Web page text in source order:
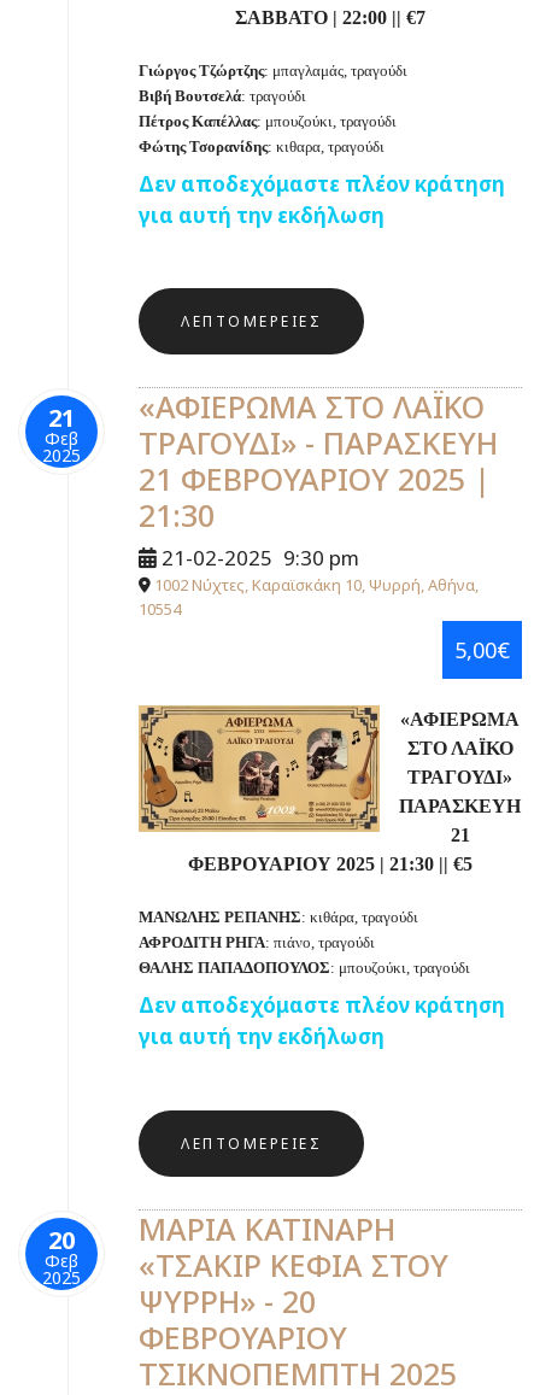
ΣΑΒΒΑΤΟ | 22:00 || €7
Γιώργος Τζώρτζης: μπαγλαμάς, τραγούδι
Βιβή Βουτσελά: τραγούδι
Πέτρος Καπέλλας: μπουζούκι, τραγούδι
Φώτης Τσορανίδης: κιθαρα, τραγούδι
Δεν αποδεχόμαστε πλέον κράτηση
για αυτή την εκδήλωση
ΛΕΠΤΟΜΈΡΕΙΕΣ
21
Φεβ
2025
«ΑΦΙΕΡΩΜΑ ΣΤΟ ΛΑΪΚΟ
ΤΡΑΓΟΥΔΙ» - ΠΑΡΑΣΚΕΥΗ
21 ΦΕΒΡΟΥΑΡΙΟΥ 2025 |
21:30
21-02-2025 9:30 pm
1002 Νύχτες, Καραϊσκάκη 10, Ψυρρή, Αθήνα,
10554
5,00€
«ΑΦΙΕΡΩΜΑ
ΣΤΟ ΛΑΪΚΟ
ΤΡΑΓΟΥΔΙ»
ΠΑΡΑΣΚΕΥΗ
21
ΦΕΒΡΟΥΑΡΙΟΥ 2025 | 21:30 || €5
ΜΑΝΩΛΗΣ ΡΕΠΑΝΗΣ: κιθάρα, τραγούδι
ΑΦΡΟΔΙΤΗ ΡΗΓΑ: πιάνο, τραγούδι
ΘΑΛΗΣ ΠΑΠΑΔΟΠΟΥΛΟΣ: μπουζούκι, τραγούδι
Δεν αποδεχόμαστε πλέον κράτηση
για αυτή την εκδήλωση
ΛΕΠΤΟΜΈΡΕΙΕΣ
20
Φεβ
2025
ΜΑΡΙΑ ΚΑΤΙΝΑΡΗ
«ΤΣΑΚΙΡ ΚΕΦΙΑ ΣΤΟΥ
ΨΥΡΡΗ» - 20
ΦΕΒΡΟΥΑΡΙΟΥ
ΤΣΙΚΝΟΠΕΜΠΤΗ 2025